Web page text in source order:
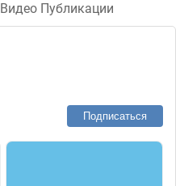
Видео Публикации
Подписаться